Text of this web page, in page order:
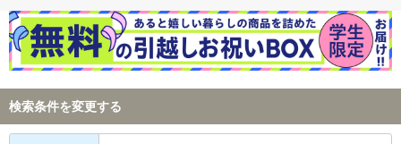
検索条件を変更する